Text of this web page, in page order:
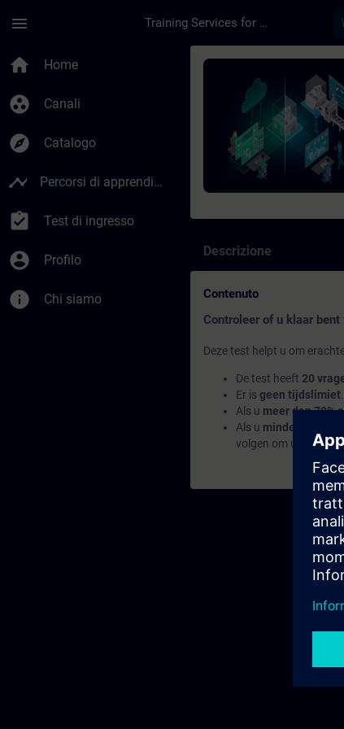
menu Training Services for Digital Industries
home Home
group_work Canali
explore Catalogo
timeline Percorsi di apprendimento
assignment_turned_in Test di ingresso
account_circle Profilo
info Chi siamo
Corso -
Descrizione
Contenuto
Controleer of u klaar
Deze test helpt u om
De test heeft 20
Er is geen tijdslimiet
Als u meer dan 70%
Als u minder dan 70%
volgen om uw basis